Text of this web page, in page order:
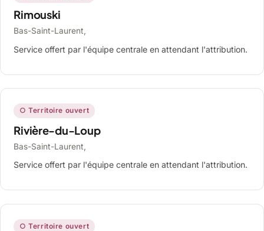
Rimouski
Bas-Saint-Laurent,
Service offert par l'équipe centrale en attendant l'attribution.
○ Territoire ouvert
Rivière-du-Loup
Bas-Saint-Laurent,
Service offert par l'équipe centrale en attendant l'attribution.
○ Territoire ouvert